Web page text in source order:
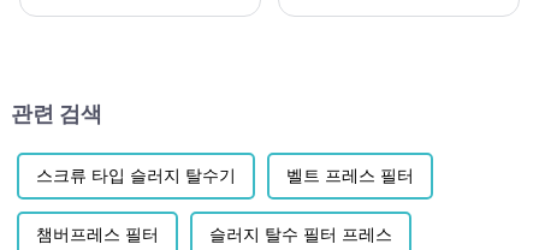
관련 검색
스크류 타입 슬러지 탈수기 벨트 프레스 필터
챔버프레스 필터 슬러지 탈수 필터 프레스